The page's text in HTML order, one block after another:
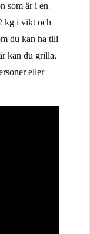
som är i en
kg i vikt och
du kan ha till
kan du grilla,
eller